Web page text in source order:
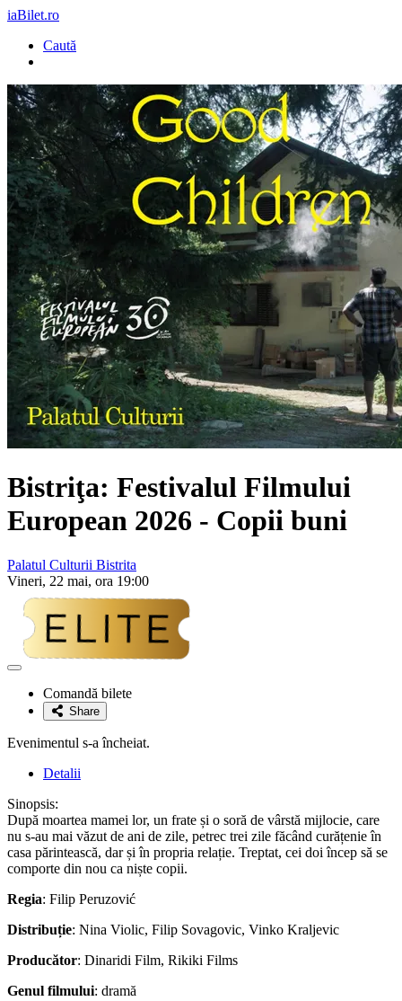
iaBilet.ro
Caută
Bistriţa: Festivalul Filmului
European 2026 - Copii buni
Palatul Culturii Bistrita
Vineri, 22 mai, ora 19:00
Adaugă
favoriteComandă bilete
Share
Evenimentul s-a încheiat.
Detalii
Sinopsis:
După moartea mamei lor, un frate și o soră de vârstă mijlocie, care
nu s-au mai văzut de ani de zile, petrec trei zile făcând curățenie în
casa părintească, dar și în propria relație. Treptat, cei doi încep să se
comporte din nou ca niște copii.
Regia: Filip Peruzović
Distribuție: Nina Violic, Filip Sovagovic, Vinko Kraljevic
Producător: Dinaridi Film, Rikiki Films
Genul filmului: dramă